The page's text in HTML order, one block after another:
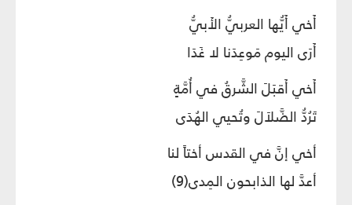
أَخي أَيُّها العربيُّ الأَبيُّ
أَرَى اليوم مَوعِدَنا لا غَدَا
أَخي أَقبَلَ الشَّرقُ في أُمَّةٍ
تَرُدُّ الضَّلاَلَ وتُحيي الهُدَى
أخي إنَّ في القدس أختاً لنا
أعدَّ لها الذابحون المِدى(9)